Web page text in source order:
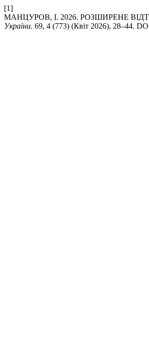
[1]
МАНЦУРОВ, І. 2026. РОЗШИРЕНЕ
України. 69, 4 (773) (Квіт 2026), 28–44.